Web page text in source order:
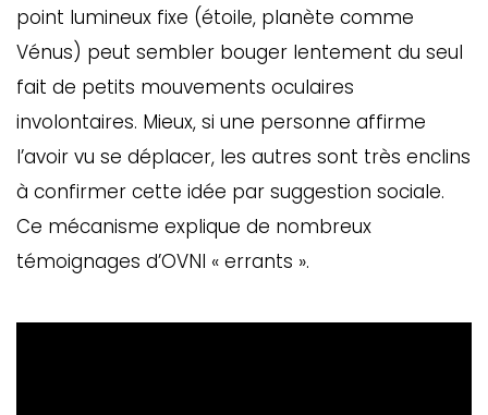
point lumineux fixe (étoile, planète comme
Vénus) peut sembler bouger lentement du seul
fait de petits mouvements oculaires
involontaires. Mieux, si une personne affirme
l’avoir vu se déplacer, les autres sont très enclins
à confirmer cette idée par suggestion sociale.
Ce mécanisme explique de nombreux
témoignages d’OVNI « errants ».